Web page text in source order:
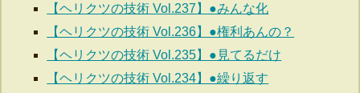
【ヘリクツの技術 Vol.237】●みんな化
【ヘリクツの技術 Vol.236】●権利あんの？
【ヘリクツの技術 Vol.235】●見てるだけ
【ヘリクツの技術 Vol.234】●繰り返す